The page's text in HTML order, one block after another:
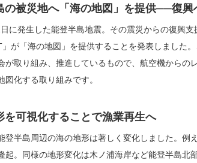
の被災地へ「海の地図」を提供──復興
に発生した能登半島地震。その震災からの復興
」が「海の地図」を提供することを発表しました
が取り組み、推進しているもので、航空機からの
図化する取り組みです。
を可視化することで漁業再生へ
登半島周辺の海の地形は著しく変化しました。例
起。同様の地形変化は木ノ浦海岸など能登半島北